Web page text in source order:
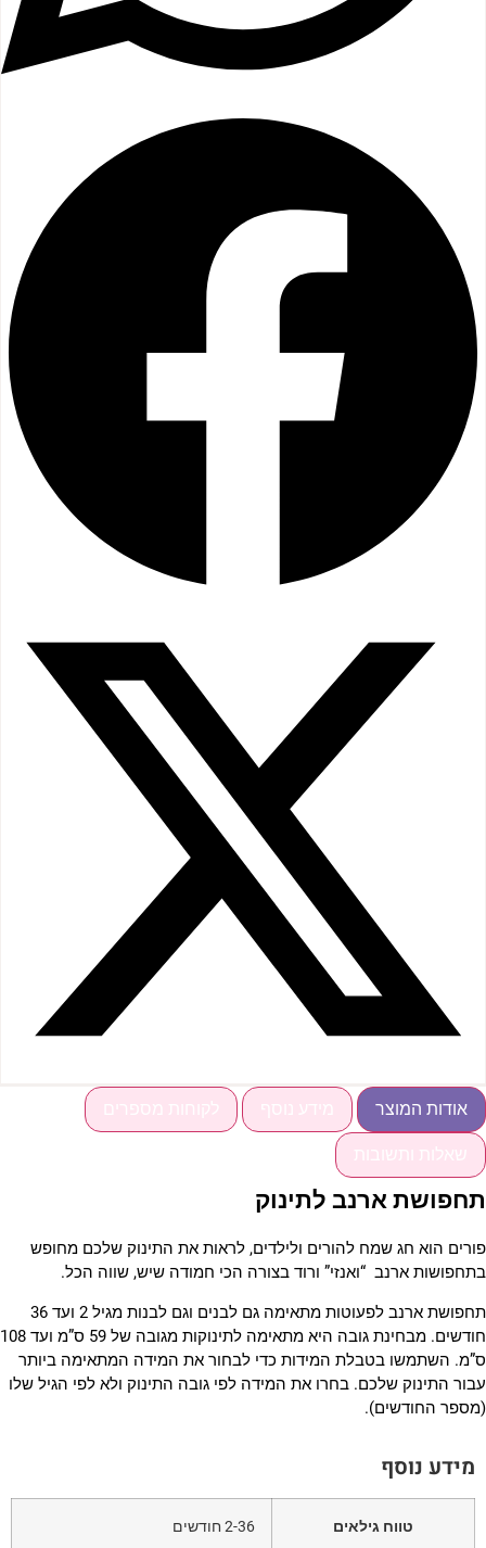
אודות המוצר מידע נוסף לקוחות מספרים
שאלות ותשובות
תחפושת ארנב לתינוק
פורים הוא חג שמח להורים ולילדים, לראות את התינוק שלכם מחופש
בתחפושות ארנב “ואנזי” ורוד בצורה הכי חמודה שיש, שווה הכל.
תחפושת ארנב לפעוטות מתאימה גם לבנים וגם לבנות מגיל 2 ועד 36
חודשים. מבחינת גובה היא מתאימה לתינוקות מגובה של 59 ס”מ ועד 108
ס”מ. השתמשו בטבלת המידות כדי לבחור את המידה המתאימה ביותר
עבור התינוק שלכם. בחרו את המידה לפי גובה התינוק ולא לפי הגיל שלו
(מספר החודשים).
מידע נוסף
טווח גילאים 2-36 חודשים